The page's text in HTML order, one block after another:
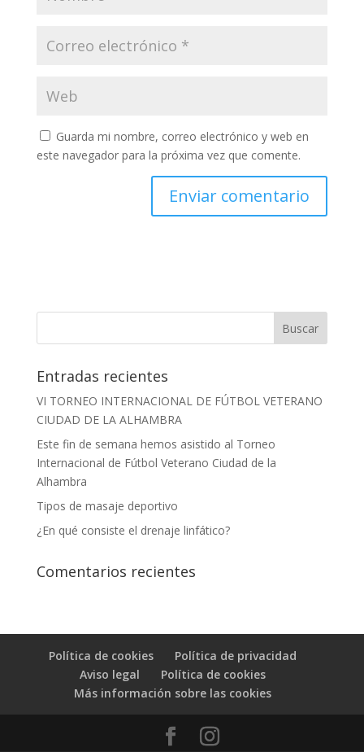
Guarda mi nombre, correo electrónico y web en
este navegador para la próxima vez que comente.
Entradas recientes
VI TORNEO INTERNACIONAL DE FÚTBOL VETERANO
CIUDAD DE LA ALHAMBRA
Este fin de semana hemos asistido al Torneo
Internacional de Fútbol Veterano Ciudad de la
Alhambra
Tipos de masaje deportivo
¿En qué consiste el drenaje linfático?
Comentarios recientes
Política de cookies
Política de privacidad
Aviso legal
Política de cookies
Más información sobre las cookies